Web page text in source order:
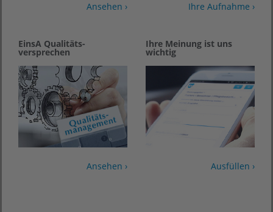
Ansehen › Ihre Aufnahme ›
EinsA Qualitäts­
versprechen
Ansehen ›
Ihre Meinung ist uns
wichtig
Ausfüllen ›